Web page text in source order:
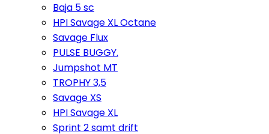
Baja 5 sc
HPI Savage XL Octane
Savage Flux
PULSE BUGGY.
Jumpshot MT
TROPHY 3,5
Savage XS
HPI Savage XL
Sprint 2 samt drift